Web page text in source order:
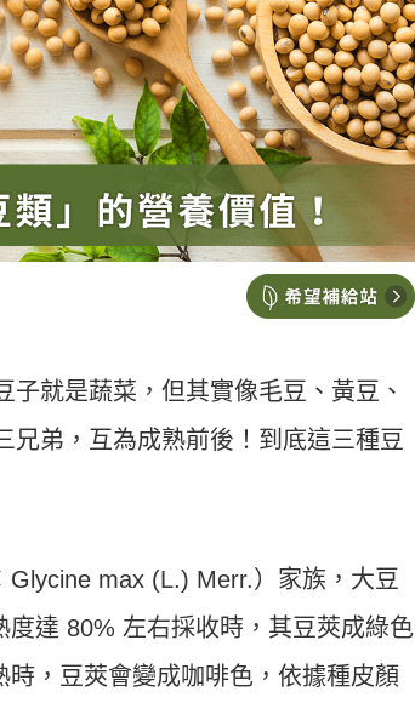
就是蔬菜，但其實像毛豆、黃豆、
兄弟，互為成熟前後！到底這三種豆
max (L.) Merr.）家族，大豆
達 80% 左右採收時，其豆莢成綠色
，豆莢會變成咖啡色，依據種皮顏